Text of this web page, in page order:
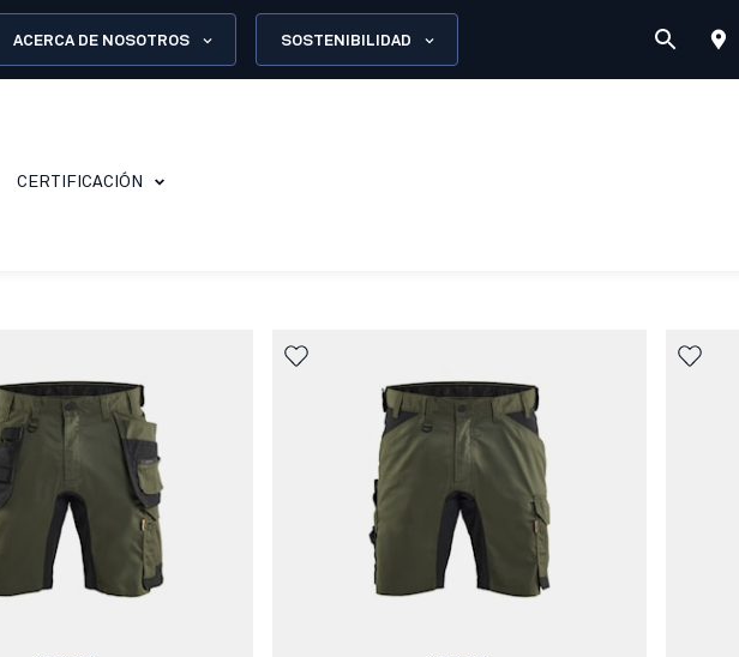
ACERCA DE NOSOTROS SOSTENIBILIDAD
CERTIFICACIÓN